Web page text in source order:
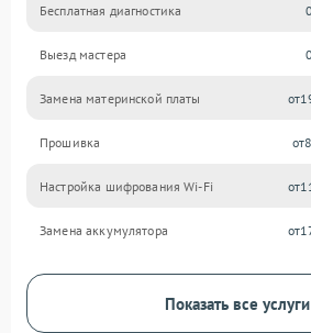
Бесплатная диагностика 0
Выезд мастера 0
Замена материнской платы
Прошивка
Настройка шифрования Wi-Fi
Замена аккумулятора
Показать все услуги